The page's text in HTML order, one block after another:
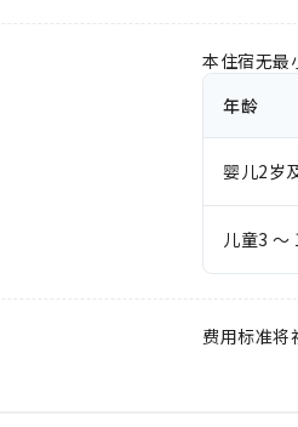
本住宿无最
年龄
婴儿2岁
儿童3 ～
费用标准将